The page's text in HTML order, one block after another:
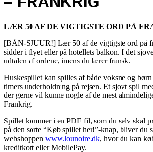
LÆR 50 AF DE VIGTIGSTE ORD PÅ
[BÅN-SJUUR!] Lær 50 af de vigtigste ord på
sidder i flyet eller på hotellets balkon. I det
udtalen af ordene, imens du lærer fransk.
Huskespillet kan spilles af både voksne og
timers underholdning på rejsen. Et sjovt spil
der gerne vil kunne nogle af de mest
Frankrig.
Spillet kommer i en PDF-fil, som du selv skal
på den sorte “Køb spillet her!”-knap, bliver du
webshoppen www.lounoire.dk, hvor du kan
kreditkort eller MobilePay.